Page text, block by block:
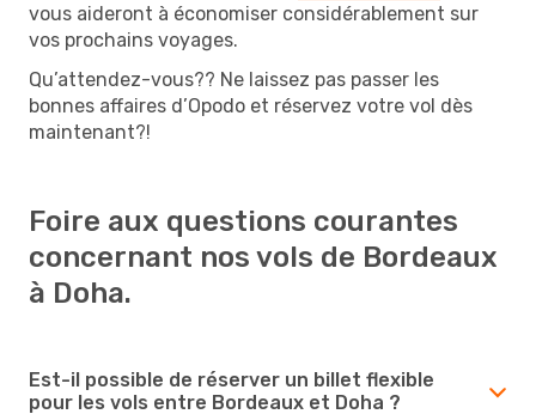
vous aideront à économiser considérablement sur
vos prochains voyages.
Qu’attendez-vous?? Ne laissez pas passer les
bonnes affaires d’Opodo et réservez votre vol dès
maintenant?!
Foire aux questions courantes
concernant nos vols de Bordeaux
à Doha.
Est-il possible de réserver un billet flexible
pour les vols entre Bordeaux et Doha ?